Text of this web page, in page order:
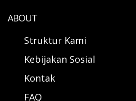
ABOUT
Struktur Kami
Kebijakan Sosial
Kontak
FAQ